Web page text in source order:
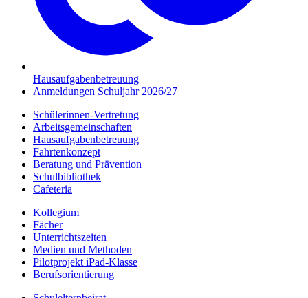
Hausaufgabenbetreuung
Anmeldungen Schuljahr 2026/27
Schülerinnen-Vertretung
Arbeitsgemeinschaften
Hausaufgabenbetreuung
Fahrtenkonzept
Beratung und Prävention
Schulbibliothek
Cafeteria
Kollegium
Fächer
Unterrichtszeiten
Medien und Methoden
Pilotprojekt iPad-Klasse
Berufsorientierung